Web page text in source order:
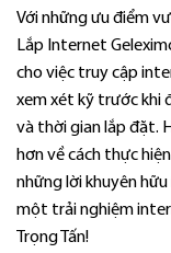
Với những ưu điểm
Lắp Internet
cho việc truy cập
xem xét kỹ trước khi
và thời gian lắp đặt.
hơn về cách thực
những lời khuyên hữu
một trải nghiệm
Trọng Tấn!